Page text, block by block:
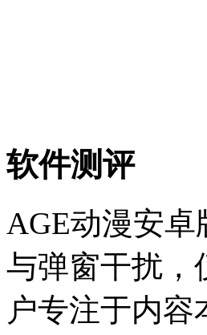
软件测评
AGE动漫安
与弹窗干扰，
户专注于内